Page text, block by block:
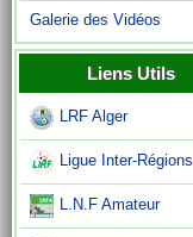
Galerie des Vidéos
Liens Utils
LRF Alger
Ligue Inter-Régions
L.N.F Amateur